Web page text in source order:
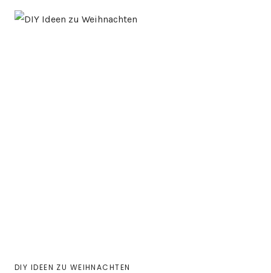
DIY IDEEN ZU WEIHNACHTEN